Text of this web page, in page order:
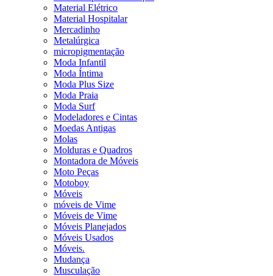
Material Elétrico
Material Hospitalar
Mercadinho
Metalúrgica
micropigmentação
Moda Infantil
Moda Íntima
Moda Plus Size
Moda Praia
Moda Surf
Modeladores e Cintas
Moedas Antigas
Molas
Molduras e Quadros
Montadora de Móveis
Moto Peças
Motoboy
Móveis
móveis de Vime
Móveis de Vime
Móveis Planejados
Móveis Usados
Móveis.
Mudança
Musculação